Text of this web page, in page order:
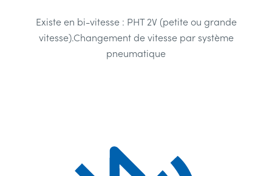
Existe en bi-vitesse : PHT 2V (petite ou grande
vitesse).Changement de vitesse par système
pneumatique